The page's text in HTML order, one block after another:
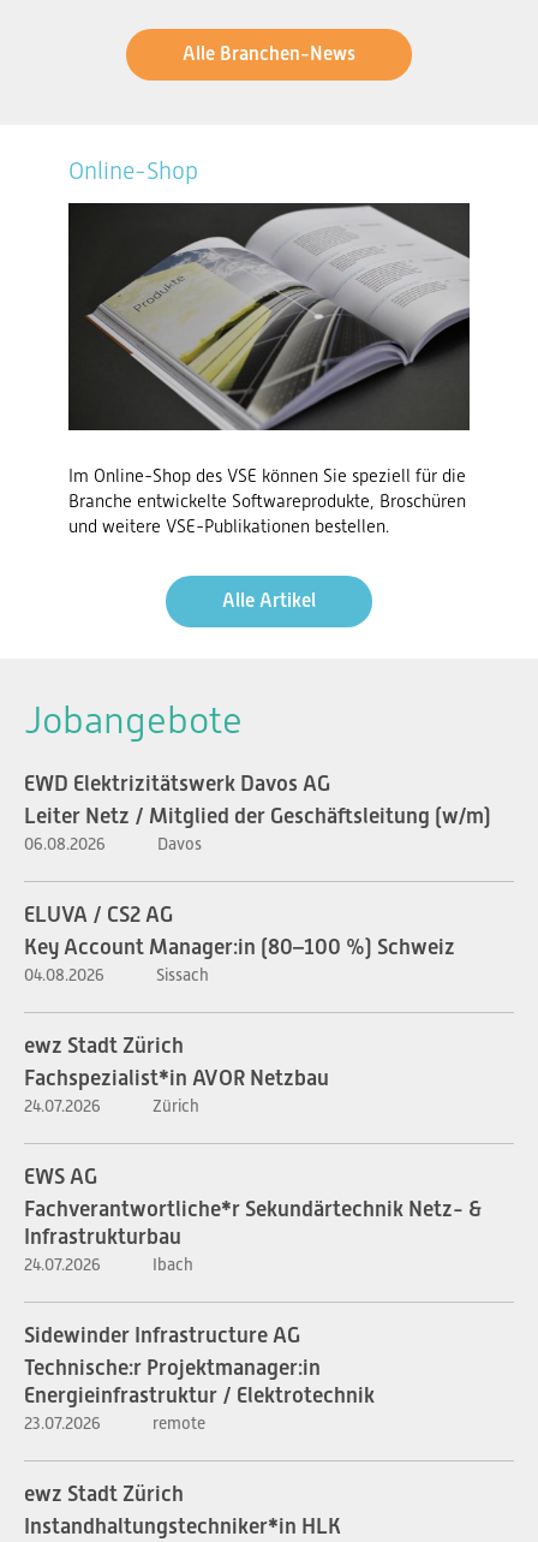
Alle Branchen-News
Online-Shop
Im Online-Shop des VSE können Sie speziell für die
Branche entwickelte Softwareprodukte, Broschüren
und weitere VSE-Publikationen bestellen.
Alle Artikel
Jobangebote
EWD Elektrizitätswerk Davos AG
Leiter Netz / Mitglied der Geschäftsleitung (w/m)
06.08.2026 Davos
ELUVA / CS2 AG
Key Account Manager:in (80–100 %) Schweiz
04.08.2026 Sissach
ewz Stadt Zürich
Fachspezialist*in AVOR Netzbau
24.07.2026 Zürich
EWS AG
Fachverantwortliche*r Sekundärtechnik Netz- &
Infrastrukturbau
24.07.2026 Ibach
Sidewinder Infrastructure AG
Technische:r Projektmanager:in
Energieinfrastruktur / Elektrotechnik
23.07.2026 remote
ewz Stadt Zürich
Instandhaltungstechniker*in HLK